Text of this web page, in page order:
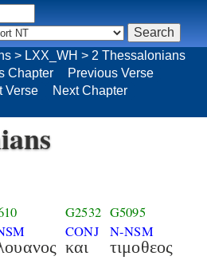
> LXX_WH > 2 Thessalonians
Chapter
Previous Verse
Verse
Next Chapter
G2532
CONJ
και
G5095
N-NSM
τιμοθεος